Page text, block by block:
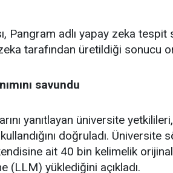
Pangram adlı yapay zeka tespit
tarafından üretildiği sonucu
savundu
yanıtlayan üniversite
doğruladı. Üniversite
ait 40 bin kelimelik
(LLM) yüklediğini açıkladı.